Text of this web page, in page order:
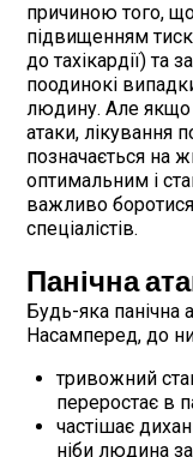
причиною того,
підвищенням
до тахікардії) та
поодинокі
людину. Але якщо
атаки, лікування
позначається на
оптимальним і
важливо
спеціалістів.
Панічна
Будь-яка панічна
Насамперед, до
тривожний
переростає в
частішає
ніби людина